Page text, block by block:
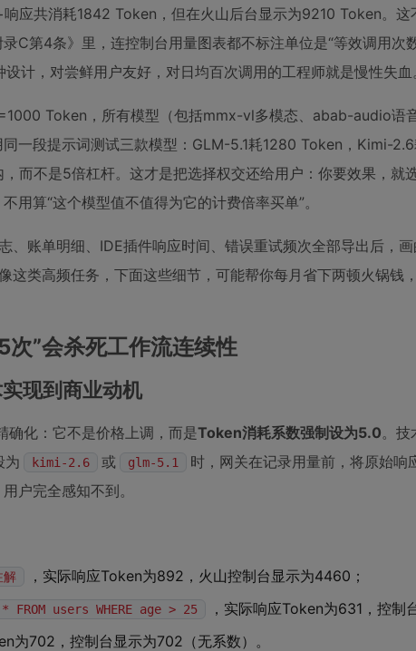
应共消耗1842 Token，但在火山后台显示为9210 Token。这
C第4条》里，连控制台用量图表都不标注单位是“等效调用次
计，对尝鲜用户友好，对日均百次调用的工程师就是慢性失血
Token，所有模型（包括mmx-vl多模态、abab-audio语
一段提示词测试三款模型：GLM-5.1耗1280 Token，Kimi-2.6
不是5倍杠杆。这才是把选择权交还给用户：你要效果，就
用算“这个模型值不值得为它的计费倍率买单”。
、账单明细、IDE插件响应时间、错误重试频次全部导出后，
这类高频任务，下面这些细节，可能帮你每月省下两顿火锅钱
”会杀死工作流连续性
现到商业动机
确化：它不是价格上调，而是Token消耗系数强制设为5.0。技
为 kimi-2.6 或 glm-5.1
时，网关在记录用量前，将原始响
户完全感知不到。
解
，实际响应Token为892，火山控制台显示为4460；
* FROM users WHERE age > 25
，实际响应Token为631，控制
为702，控制台显示为702（无系数）。